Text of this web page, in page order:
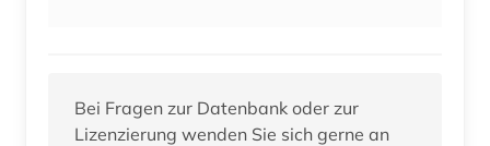
Bei Fragen zur Datenbank oder zur
Lizenzierung wenden Sie sich gerne an